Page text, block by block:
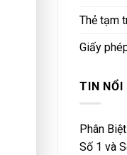
Thẻ tạm
Giấy
TIN NỔI
Phân
Số 1 và